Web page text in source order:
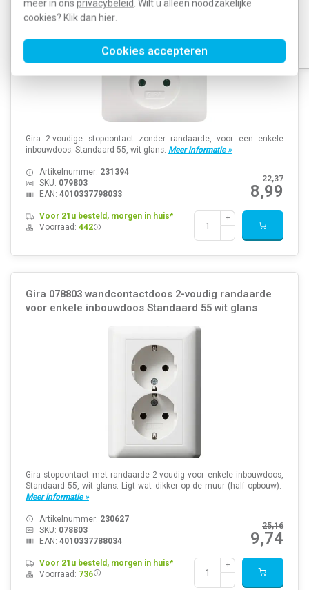
meer in ons privacybeleid. Wilt u alleen noodzakelijke
cookies? Klik dan hier.
Cookies accepteren
Gira 2-voudige stopcontact zonder randaarde, voor een enkele
inbouwdoos. Standaard 55, wit glans. Meer informatie »
22,37
8,99
Artikelnummer: 231394
SKU: 079803
EAN: 4010337798033
Voor 21u besteld, morgen in huis*
Voorraad: 442
Gira 078803 wandcontactdoos 2-voudig randaarde
voor enkele inbouwdoos Standaard 55 wit glans
Gira stopcontact met randaarde 2-voudig voor enkele inbouwdoos,
Standaard 55, wit glans. Ligt wat dikker op de muur (half opbouw).
Meer informatie »
25,16
9,74
Artikelnummer: 230627
SKU: 078803
EAN: 4010337788034
Voor 21u besteld, morgen in huis*
Voorraad: 736